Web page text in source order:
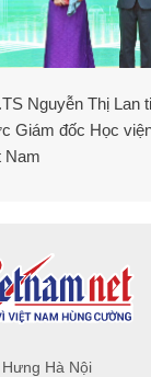
Nguyễn Thị Lan
Giám đốc Học
Nam
Hà Nội